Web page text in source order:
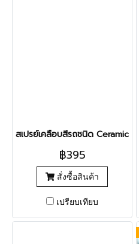
สเปรย์เคลือบสีรถชนิด Ceramic
฿395
สั่งซื้อสินค้า
เปรียบเทียบ